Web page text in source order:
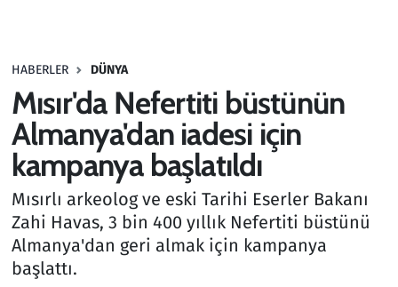
HABERLER DÜNYA
Mısır'da Nefertiti büstünün
Almanya'dan iadesi için
kampanya başlatıldı
Mısırlı arkeolog ve eski Tarihi Eserler Bakanı
Zahi Havas, 3 bin 400 yıllık Nefertiti büstünü
Almanya'dan geri almak için kampanya
başlattı.
Haber
Kültür Sanat
Kurumsal Haberler
Lezzet Durağı
Memur ve Kamu